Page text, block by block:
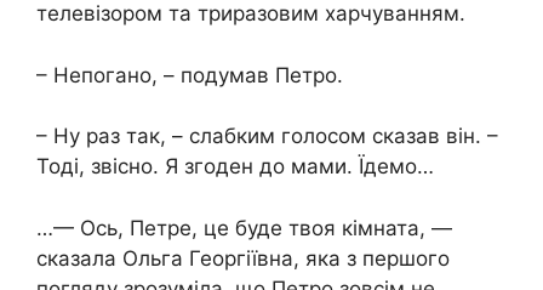
телевізором та триразовим харчуванням.
– Непогано, – подумав Петро.
– Ну раз так, – слабким голосом сказав він. –
Тоді, звісно. Я згоден до мами. Їдемо…
…— Ось, Петре, це буде твоя кімната, —
сказала Ольга Георгіївна, яка з першого